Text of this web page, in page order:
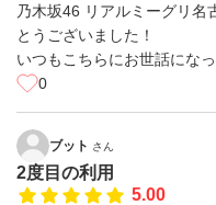
乃木坂46 リアルミーグリ名
とうございました！
いつもこちらにお世話になっ
0
ブット さん
2度目の利用
5.00